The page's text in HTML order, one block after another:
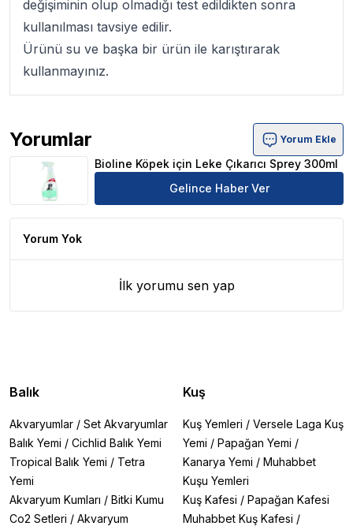
değişiminin olup olmadığı test edildikten sonra
kullanılması tavsiye edilir.
Ürünü su ve başka bir ürün ile karıştırarak
kullanmayınız.
Yorumlar
Bioline Köpek için Leke Çıkarıcı Sprey 300ml Ürün
Yorum Ekle
Bioline Köpek için Leke Çıkarıcı Sprey 300ml
Gelince Haber Ver
Yorum Yok
İlk yorumu sen yap
Balık
Akvaryumlar / Set Akvaryumlar
Balık Yemi / Cichlid Balık Yemi
Tropical Balık Yemi / Tetra
Yemi
Akvaryum Kumları / Bitki Kumu
Co2 Setleri / Akvaryum
Kuş
Kuş Yemleri / Versele Laga Kuş
Yemi / Papağan Yemi /
Kanarya Yemi / Muhabbet
Kuşu Yemleri
Kuş Kafesi / Papağan Kafesi
Muhabbet Kuş Kafesi /